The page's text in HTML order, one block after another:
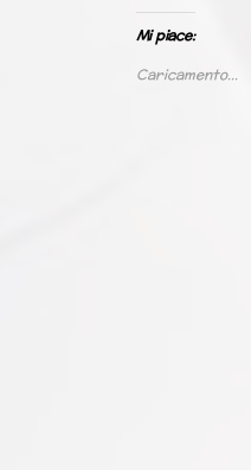
Mi piace:
Caricamento...